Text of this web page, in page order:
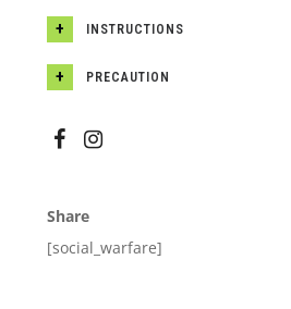
INSTRUCTIONS
PRECAUTION
Share
[social_warfare]